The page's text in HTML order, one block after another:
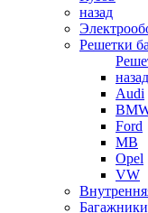
назад
Решетки
назад
Audi
Ford
MB
Opel
VW
Багажники